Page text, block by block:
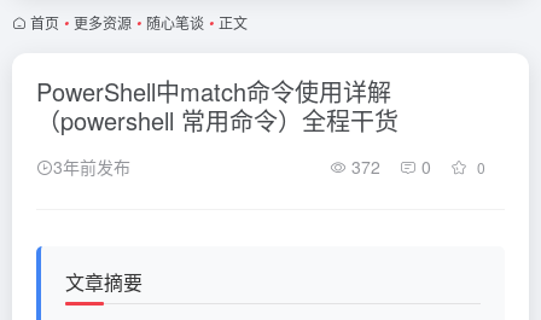
首页 • 更多资源 • 随心笔谈 • 正文
PowerShell中match命令使用详解
（powershell 常用命令）全程干货
3年前发布 372 0 0
文章摘要